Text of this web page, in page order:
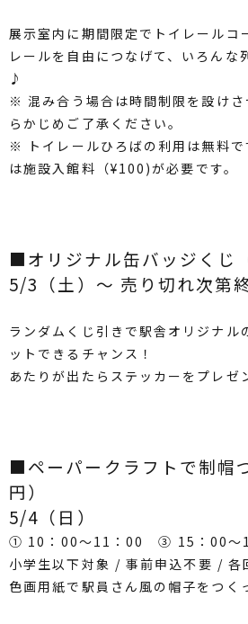
展示室内に期間限定でトイレールコ
レールを自由につなげて、いろんな
♪
※ 混み合う場合は時間制限を設けさ
らかじめご了承ください。
※ トイレールひろばの利用は無料
は施設入館料（¥100)が必要です。
■オリジナル缶バッジくじ
5/3（土）～ 売り切れ次第
ランダムくじ引きで駅舎オリジナル
ットできるチャンス！
あたりが出たらステッカーをプレ
■ペーパークラフトで制帽
円）
5/4（日）
① 10：00～11：00 ③ 15：00～
小学生以下対象 / 事前申込不要 / 各
色画用紙で駅員さん風の帽子をつく